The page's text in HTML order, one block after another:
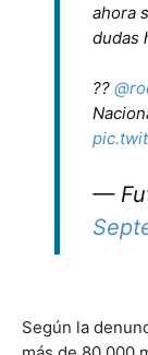
ahora
dudas
??
—
Según la